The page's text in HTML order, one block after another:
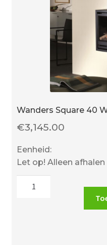
Wanders Square 40
€3,145.00
Eenheid:
Let op! Alleen afhalen